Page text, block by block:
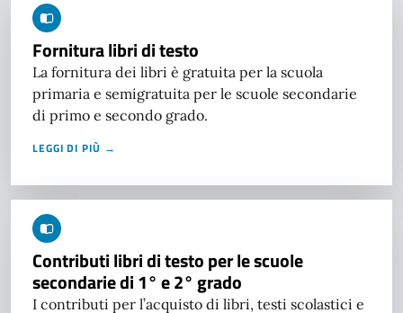
Fornitura libri di testo
La fornitura dei libri è gratuita per la scuola
primaria e semigratuita per le scuole secondarie
di primo e secondo grado.
LEGGI DI PIÙ →
Contributi libri di testo per le scuole
secondarie di 1° e 2° grado
I contributi per l’acquisto di libri, testi scolastici e